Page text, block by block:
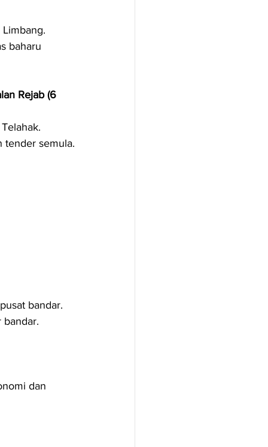
baharu
Rejab (6
tender semula.
bandar.
bandar.
dan